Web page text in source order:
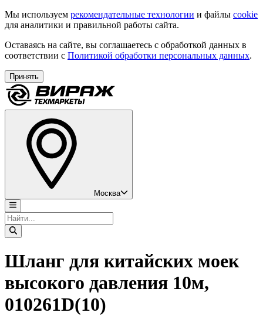
Мы используем рекомендательные технологии и файлы cookie
для аналитики и правильной работы сайта.
Оставаясь на сайте, вы соглашаетесь с обработкой данных в
соответствии с Политикой обработки персональных данных.
Принять
Москва
Шланг для китайских моек
высокого давления 10м,
010261D(10)